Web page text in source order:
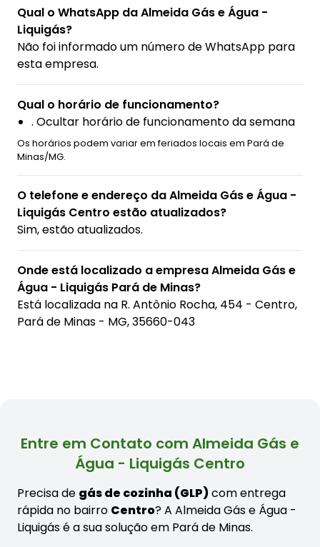
Qual o WhatsApp da Almeida Gás e Água -
Liquigás?
Não foi informado um número de WhatsApp para
esta empresa.
Qual o horário de funcionamento?
. Ocultar horário de funcionamento da semana
Os horários podem variar em feriados locais em Pará de
Minas/MG.
O telefone e endereço da Almeida Gás e Água -
Liquigás Centro estão atualizados?
Sim, estão atualizados.
Onde está localizado a empresa Almeida Gás e
Água - Liquigás Pará de Minas?
Está localizada na R. Antônio Rocha, 454 - Centro,
Pará de Minas - MG, 35660-043
Entre em Contato com Almeida Gás e
Água - Liquigás Centro
Precisa de gás de cozinha (GLP)com entrega
rápida no bairro Centro? A Almeida Gás e Água -
Liquigás é a sua solução em Pará de Minas.